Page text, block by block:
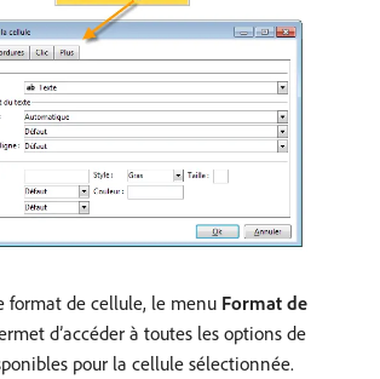
format de cellule, le menu Format de
d’accéder à toutes les options de
pour la cellule sélectionnée.